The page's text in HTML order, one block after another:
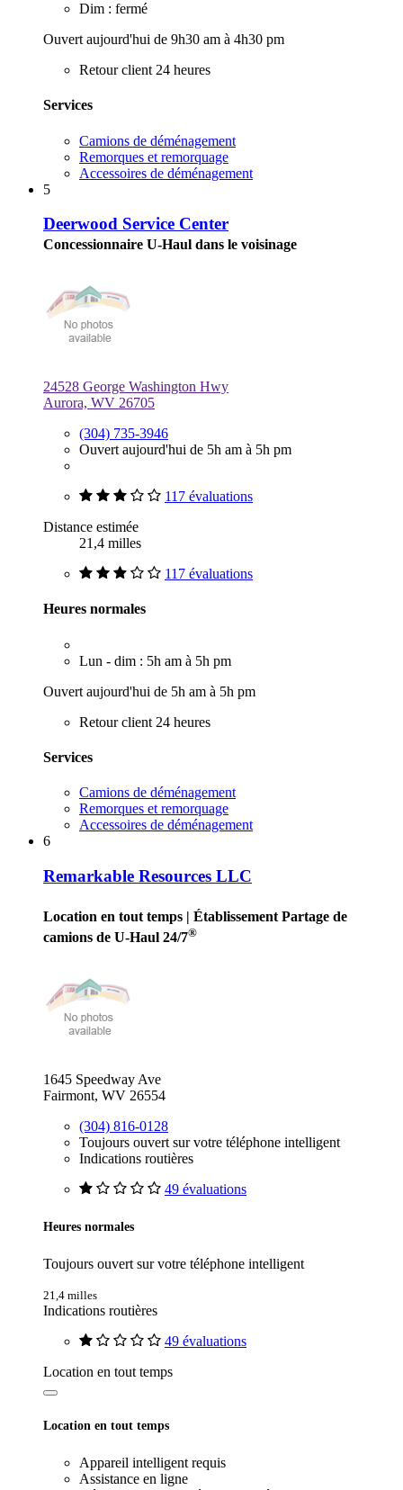
Dim : fermé
Ouvert aujourd'hui de 9h30 am à 4h30 pm
Retour client 24 heures
Services
Camions de déménagement
Remorques et remorquage
Accessoires de déménagement
5
Deerwood Service Center
Concessionnaire U-Haul dans le voisinage
24528 George Washington Hwy
Aurora, WV 26705
(304) 735-3946
Ouvert aujourd'hui de 5h am à 5h pm
117 évaluations
Distance estimée
21,4 milles
117 évaluations
Heures normales
Lun - dim : 5h am à 5h pm
Ouvert aujourd'hui de 5h am à 5h pm
Retour client 24 heures
Services
Camions de déménagement
Remorques et remorquage
Accessoires de déménagement
6
Remarkable Resources LLC
Location en tout temps | Établissement Partage de
camions de U-Haul 24/7®
1645 Speedway Ave
Fairmont, WV 26554
(304) 816-0128
Toujours ouvert sur votre téléphone intelligent
Indications routières
49 évaluations
Heures normales
Toujours ouvert sur votre téléphone intelligent
21,4 milles
Indications routières
49 évaluations
Location en tout temps
Location en tout temps
Appareil intelligent requis
Assistance en ligne